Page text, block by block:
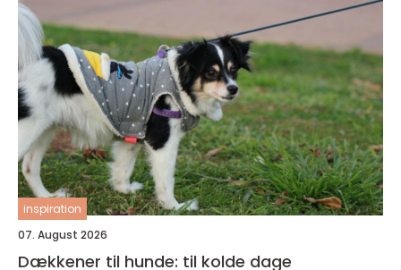
inspiration
07. August 2026
Dækkener til hunde: til kolde dage